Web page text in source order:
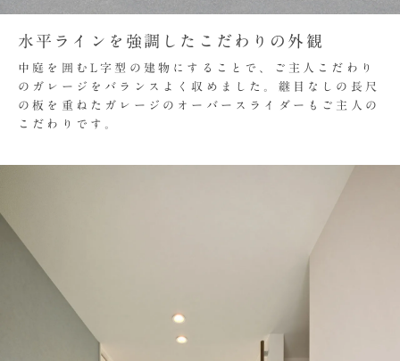
水平ラインを強調したこだわりの外観
中庭を囲むL字型の建物にすることで、ご主人こだわり
のガレージをバランスよく収めました。継目なしの長尺
の板を重ねたガレージのオーバースライダーもご主人の
こだわりです。